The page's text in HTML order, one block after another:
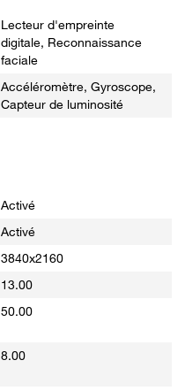
Lecteur d'empreinte
digitale, Reconnaissance
faciale
Accéléromètre, Gyroscope,
Capteur de luminosité
Activé
Activé
3840x2160
13.00
50.00
8.00